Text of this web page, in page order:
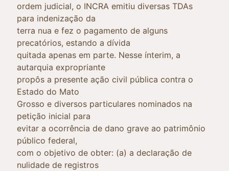
ordem judicial, o INCRA emitiu diversas TDAs
para indenização da
terra nua e fez o pagamento de alguns
precatórios, estando a dívida
quitada apenas em parte. Nesse ínterim, a
autarquia expropriante
propôs a presente ação civil pública contra o
Estado do Mato
Grosso e diversos particulares nominados na
petição inicial para
evitar a ocorrência de dano grave ao patrimônio
público federal,
com o objetivo de obter: (a) a declaração de
nulidade de registros